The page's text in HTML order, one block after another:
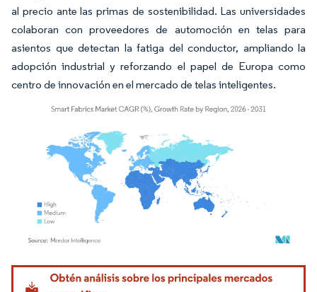
al precio ante las primas de sostenibilidad. Las universidades
colaboran con proveedores de automoción en telas para
asientos que detectan la fatiga del conductor, ampliando la
adopción industrial y reforzando el papel de Europa como
centro de innovación en el mercado de telas inteligentes.
Imagen © Mordor Intelligence. El uso requiere atribución según CC BY 4.0.